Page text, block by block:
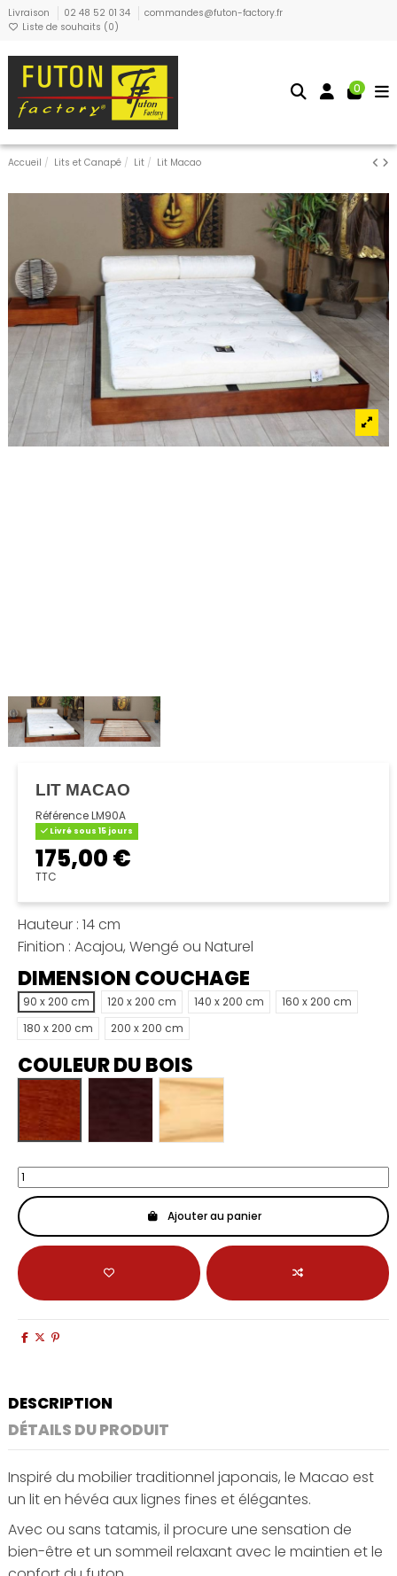
Livraison 02 48 52 01 34
commandes@futon-factory.fr
Liste de souhaits (0)
0
Accueil Lits et Canapé Lit Lit Macao
LIT MACAO
RéférenceLM90A
Livré sous 15 jours
175,00 €
TTC
Hauteur : 14 cm
Finition : Acajou, Wengé ou Naturel
DIMENSION COUCHAGE
90 x 200 cm 120 x 200 cm 140 x 200 cm
160 x 200 cm
180 x 200 cm
200 x 200 cm
COULEUR DU BOIS
Naturel
Ajouter au panier
DESCRIPTION
DÉTAILS DU PRODUIT
Inspiré du mobilier traditionnel japonais, le Macao est
un lit en hévéa aux lignes fines et élégantes.
Avec ou sans tatamis, il procure une sensation de
bien-être et un sommeil relaxant avec le maintien et le